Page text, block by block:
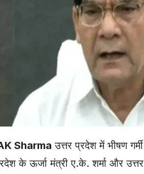
Sharma उत्तर प्रदेश में भीषण
के ऊर्जा मंत्री ए.के. शर्मा और